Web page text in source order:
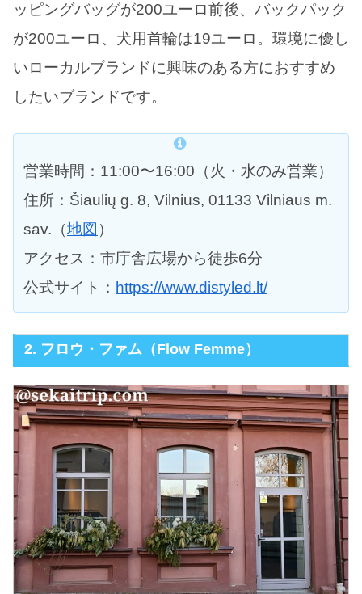
ッピングバッグが200ユーロ前後、バックパック
が200ユーロ、犬用首輪は19ユーロ。環境に優し
いローカルブランドに興味のある方におすすめ
したいブランドです。
営業時間：11:00〜16:00（火・水のみ営業）
住所：Šiaulių g. 8, Vilnius, 01133 Vilniaus m.
sav.（地図 ）
アクセス：市庁舎広場から徒歩6分
公式サイト： https://www.distyled.lt/
2. フロウ・ファム（Flow Femme）